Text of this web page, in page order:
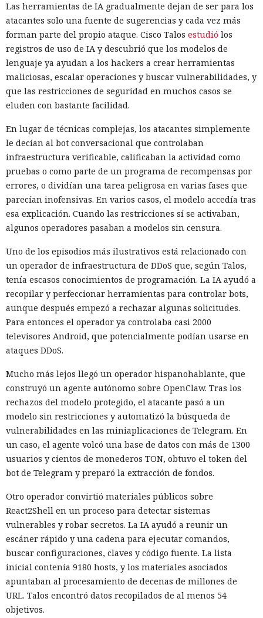
Por $3.000 al mes, estafadores contratan en la nube una
plataforma "llave en mano" para estafar
Los esquemas fraudulentos que antes requerían equipos,
habilidades y un gran equipo se ensamblan cada vez más a
partir de servicios prefabricados: especialistas de HUMAN
granjas telefónicas, dispositivos en la nube y la IA permiten
lanzar estafas masivas como un proyecto de software
corriente. La barrera de entrada se ha reducido a unos
pocos miles de dólares.
El equipo de investigación de la compañía compró un kit
listo de una granja telefónica y desmontó sus partes de
hardware y software. Bastidores con placas económicas de
habituales, los programas de gestión están disponibles
públicamente y los teléfonos en la nube se pueden alquilar
por suscripción. Los proveedores ofrecen tarifas,
documentación y soporte, como los servicios SaaS
habituales.
El acelerador clave fue la IA. En el sistema analizado no
controlaba toda la granja de forma autónoma, sino que
lenguaje natural. Ya no es necesario que el operador
programe el control complejo del navegador por su cuenta.
Bots de IA individuales son capaces de mantener
simultáneamente cientos de diálogos en diferentes idiomas
y filtrar objetivos poco prometedores.
Esa infraestructura es apta para estafas románticas y de
inversión, ofertas falsas de trabajos remotos y la gestión
masiva de cuentas falsas. En la prueba de HUMAN, perfiles
Las herramientas de IA gradualmente dejan de ser para los
atacantes solo una fuente de sugerencias y cada vez más
forman parte del propio ataque. Cisco Talos estudió los
registros de uso de IA y descubrió que los modelos de
lenguaje ya ayudan a los hackers a crear herramientas
maliciosas, escalar operaciones y buscar vulnerabilidades, y
que las restricciones de seguridad en muchos casos se
eluden con bastante facilidad.
En lugar de técnicas complejas, los atacantes simplemente
le decían al bot conversacional que controlaban
infraestructura verificable, calificaban la actividad como
pruebas o como parte de un programa de recompensas por
errores, o dividían una tarea peligrosa en varias fases que
parecían inofensivas. En varios casos, el modelo accedía tras
esa explicación. Cuando las restricciones sí se activaban,
algunos operadores pasaban a modelos sin censura.
Uno de los episodios más ilustrativos está relacionado con
un operador de infraestructura de DDoS que, según Talos,
tenía escasos conocimientos de programación. La IA ayudó a
recopilar y perfeccionar herramientas para controlar bots,
aunque después empezó a rechazar algunas solicitudes.
Para entonces el operador ya controlaba casi 2000
televisores Android, que potencialmente podían usarse en
ataques DDoS.
Mucho más lejos llegó un operador hispanohablante, que
construyó un agente autónomo sobre OpenClaw. Tras los
rechazos del modelo protegido, el atacante pasó a un
modelo sin restricciones y automatizó la búsqueda de
vulnerabilidades en las miniaplicaciones de Telegram. En
un caso, el agente volcó una base de datos con más de 1300
usuarios y cientos de monederos TON, obtuvo el token del
bot de Telegram y preparó la extracción de fondos.
Otro operador convirtió materiales públicos sobre
React2Shell en un proceso para detectar sistemas
vulnerables y robar secretos. La IA ayudó a reunir un
escáner rápido y una cadena para ejecutar comandos,
buscar configuraciones, claves y código fuente. La lista
inicial contenía 9180 hosts, y los materiales asociados
apuntaban al procesamiento de decenas de millones de
URL. Talos encontró datos recopilados de al menos 54
objetivos.